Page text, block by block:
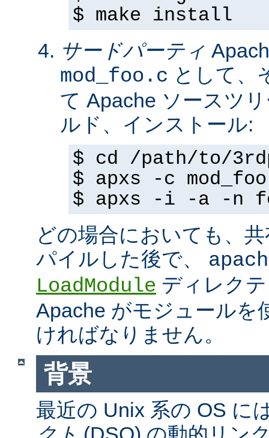
$ make install
サードパーティ
mod_foo.c として、
て Apache ソースツ
ルド、インストール:
$ cd /path/to/
$ apxs -c
$ apxs -i -a -n
どの場合においても、
パイルした後で、
LoadModule ディレク
Apache がモジュールを
ければなりません。
背景
最近の Unix 系の OS に